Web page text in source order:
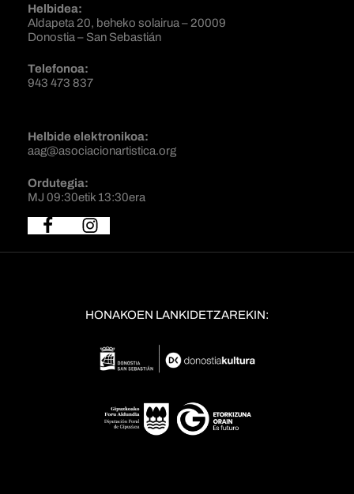
Helbidea:
Aldapeta 20, beheko solairua – 20009
Donostia – San Sebastián
Telefonoa:
943 473 837
Helbide elektronikoa:
aag@asociacionartistica.org
Ordutegia:
MJ 09:30etik 13:30era
HONAKOEN LANKIDETZAREKIN: